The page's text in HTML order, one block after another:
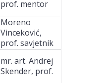
prof. mentor
Moreno
Vinceković,
prof. savjetnik
mr. art. Andrej
Skender, prof.